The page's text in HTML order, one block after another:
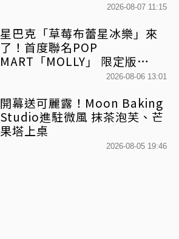
2026-08-07 11:15
星巴克「草莓布蕾星冰樂」來
了！首度聯名POP
MART「MOLLY」 限定版
「MOLLYｘBearista小熊杯」
2026-08-06 13:01
開幕送可麗露！Moon Baking
Studio進駐微風 抹茶泡芙、芒
果塔上桌
2026-08-05 19:46